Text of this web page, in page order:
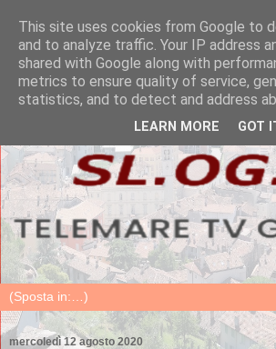
mercoledì 12 agosto 2020
This site uses cookies from Google to
and to analyze traffic. Your IP address
shared with Google along with
metrics to ensure quality of service,
statistics, and to detect and address
LEARN MORE GOT